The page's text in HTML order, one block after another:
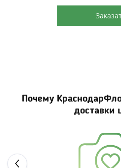
Почему
доставки